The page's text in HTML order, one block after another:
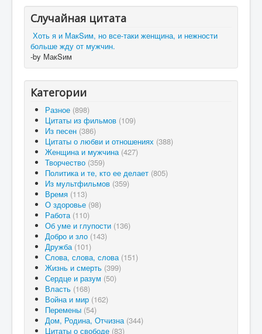
Случайная цитата
Хоть я и МакSим, но все-таки женщина, и нежности
больше жду от мужчин.
-by МакSим
Категории
Разное (898)
Цитаты из фильмов (109)
Из песен (386)
Цитаты о любви и отношениях (388)
Женщина и мужчина (427)
Творчество (359)
Политика и те, кто ее делает (805)
Из мультфильмов (359)
Время (113)
О здоровье (98)
Работа (110)
Об уме и глупости (136)
Добро и зло (143)
Дружба (101)
Слова, слова, слова (151)
Жизнь и смерть (399)
Сердце и разум (50)
Власть (168)
Война и мир (162)
Перемены (54)
Дом, Родина, Отчизна (344)
Цитаты о свободе (83)